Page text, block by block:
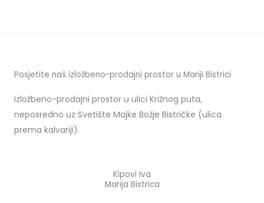
Posjetite naš izložbeno-prodajni prostor u Mariji Bistrici
Izložbeno-prodajni prostor u ulici Križnog puta,
neposredno uz Svetište Majke Božje Bistričke (ulica
prema kalvariji).
Kipovi Iva
Marija Bistrica